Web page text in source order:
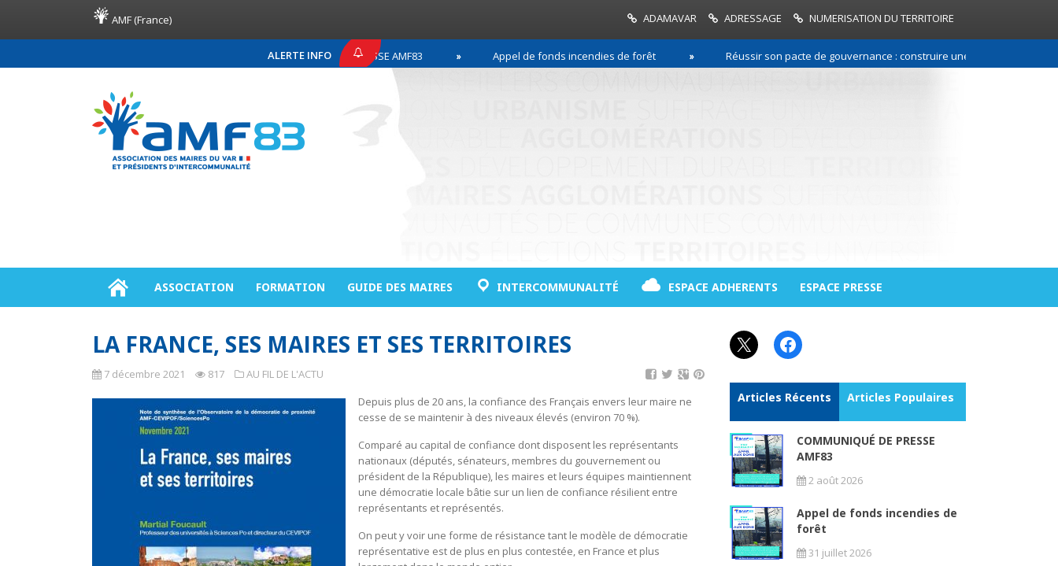
AMF (France) ADAMAVAR ADRESSAGE NUMERISATION DU TERRITOIRE
ALERTE INFO
COMMUNIQUÉ DE PRESSE AMF83 Appel de fonds incendies de forêt Réussir son pacte de gouvernance : construire une relation de
ASSOCIATION FORMATION GUIDE DES MAIRES INTERCOMMUNALITÉ ESPACE ADHERENTS ESPACE PRESSE
LA FRANCE, SES MAIRES ET SES TERRITOIRES
7 décembre 2021 817
AU FIL DE L'ACTU
Depuis plus de 20 ans, la confiance des Français envers leur maire ne
cesse de se maintenir à des niveaux élevés (environ 70 %).
Comparé au capital de confiance dont disposent les représentants
nationaux (députés, sénateurs, membres du gouvernement ou
président de la République), les maires et leurs équipes maintiennent
une démocratie locale bâtie sur un lien de confiance résilient entre
représentants et représentés.
On peut y voir une forme de résistance tant le modèle de démocratie
représentative est de plus en plus contestée, en France et plus
X Facebook
Articles Récents Articles Populaires
COMMUNIQUÉ DE PRESSE
AMF83
2 août 2026
Appel de fonds incendies de
forêt
31 juillet 2026